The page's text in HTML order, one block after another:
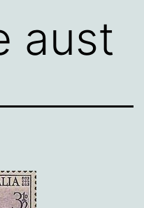
aust